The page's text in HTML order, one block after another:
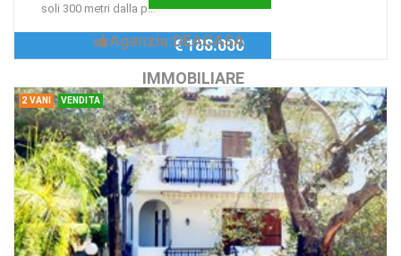
soli 300 metri dalla p...
Agenzia:DEACASA
IMMOBILIARE
€ 188.000
2 VANI VENDITA